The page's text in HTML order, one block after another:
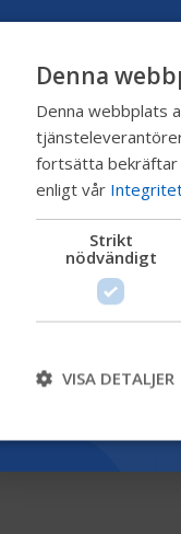
Denna
Denna webbplats
fortsätta bekräftar
enligt vår
Strikt
nödvändigt
VISA DETALJER